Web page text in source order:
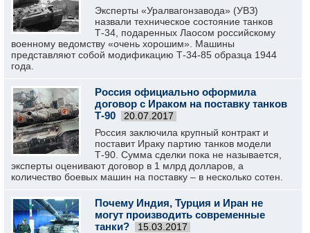
Эксперты «Уралвагонзавода» (УВЗ)
назвали техническое состояние танков
Т-34, подаренных Лаосом российскому
военному ведомству «очень хорошим». Машины
представляют собой модификацию Т-34-85 образца 1944
года.
Россия официально оформила
договор с Ираком на поставку танков
Т-90
20.07.2017
Россия заключила крупный контракт и
поставит Ираку партию танков модели
Т-90. Сумма сделки пока не называется,
эксперты оценивают договор в 1 млрд долларов, а
количество боевых машин на поставку – в несколько сотен.
Почему Индия, Турция и Иран не
могут производить современные
танки?
15.03.2017